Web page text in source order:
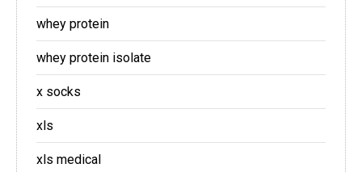
whey protein
whey protein isolate
x socks
xls
xls medical